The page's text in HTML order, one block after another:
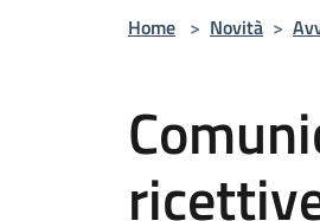
Home > Novità >